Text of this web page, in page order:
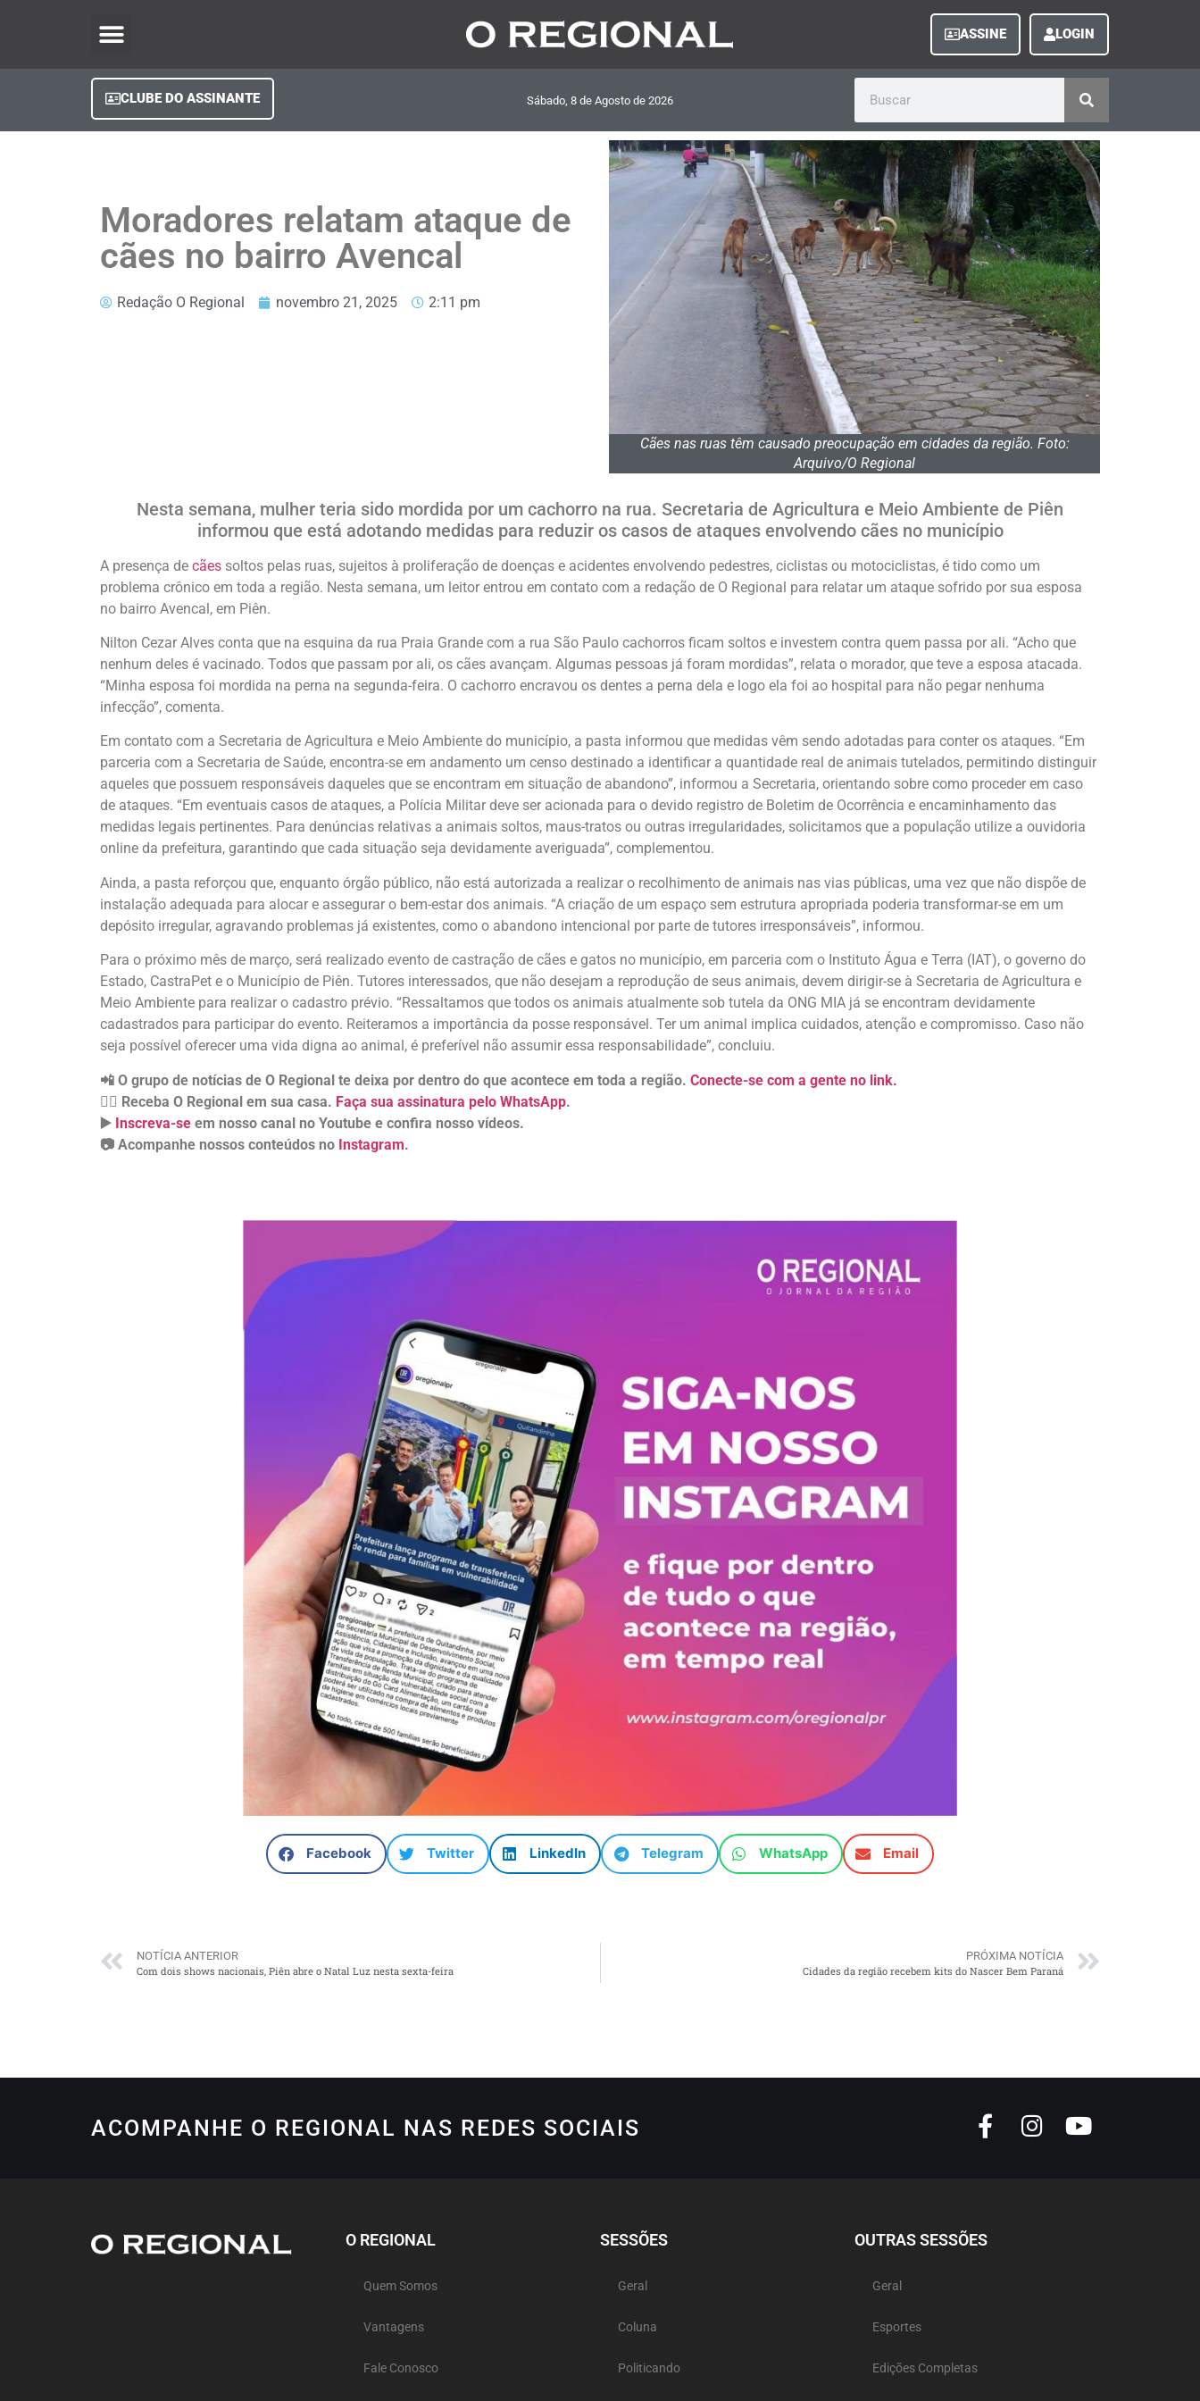
ASSINE LOGIN
CLUBE DO ASSINANTE Sábado, 8 de Agosto de 2026
Moradores relatam ataque de
cães no bairro Avencal
Redação O Regional novembro 21, 2025 2:11 pm
Cães nas ruas têm causado preocupação em cidades da região. Foto:
Arquivo/O Regional
Nesta semana, mulher teria sido mordida por um cachorro na rua. Secretaria de Agricultura e Meio Ambiente de Piên
informou que está adotando medidas para reduzir os casos de ataques envolvendo cães no município
A presença de cães soltos pelas ruas, sujeitos à proliferação de doenças e acidentes envolvendo pedestres, ciclistas ou motociclistas, é tido como um
problema crônico em toda a região. Nesta semana, um leitor entrou em contato com a redação de O Regional para relatar um ataque sofrido por sua esposa
no bairro Avencal, em Piên.
Nilton Cezar Alves conta que na esquina da rua Praia Grande com a rua São Paulo cachorros ficam soltos e investem contra quem passa por ali. “Acho que
nenhum deles é vacinado. Todos que passam por ali, os cães avançam. Algumas pessoas já foram mordidas”, relata o morador, que teve a esposa atacada.
“Minha esposa foi mordida na perna na segunda-feira. O cachorro encravou os dentes a perna dela e logo ela foi ao hospital para não pegar nenhuma
infecção”, comenta.
Em contato com a Secretaria de Agricultura e Meio Ambiente do município, a pasta informou que medidas vêm sendo adotadas para conter os ataques. “Em
parceria com a Secretaria de Saúde, encontra-se em andamento um censo destinado a identificar a quantidade real de animais tutelados, permitindo distinguir
aqueles que possuem responsáveis daqueles que se encontram em situação de abandono”, informou a Secretaria, orientando sobre como proceder em caso
de ataques. “Em eventuais casos de ataques, a Polícia Militar deve ser acionada para o devido registro de Boletim de Ocorrência e encaminhamento das
medidas legais pertinentes. Para denúncias relativas a animais soltos, maus-tratos ou outras irregularidades, solicitamos que a população utilize a ouvidoria
online da prefeitura, garantindo que cada situação seja devidamente averiguada”, complementou.
Ainda, a pasta reforçou que, enquanto órgão público, não está autorizada a realizar o recolhimento de animais nas vias públicas, uma vez que não dispõe de
instalação adequada para alocar e assegurar o bem-estar dos animais. “A criação de um espaço sem estrutura apropriada poderia transformar-se em um
depósito irregular, agravando problemas já existentes, como o abandono intencional por parte de tutores irresponsáveis”, informou.
Para o próximo mês de março, será realizado evento de castração de cães e gatos no município, em parceria com o Instituto Água e Terra (IAT), o governo do
Estado, CastraPet e o Município de Piên. Tutores interessados, que não desejam a reprodução de seus animais, devem dirigir-se à Secretaria de Agricultura e
Meio Ambiente para realizar o cadastro prévio. “Ressaltamos que todos os animais atualmente sob tutela da ONG MIA já se encontram devidamente
cadastrados para participar do evento. Reiteramos a importância da posse responsável. Ter um animal implica cuidados, atenção e compromisso. Caso não
seja possível oferecer uma vida digna ao animal, é preferível não assumir essa responsabilidade”, concluiu.
📲 O grupo de notícias de O Regional te deixa por dentro do que acontece em toda a região. Conecte-se com a gente no link.
👉🏻 Receba O Regional em sua casa. Faça sua assinatura pelo WhatsApp.
▶️ Inscreva-se em nosso canal no Youtube e confira nosso vídeos.
📷 Acompanhe nossos conteúdos no Instagram.
Facebook Twitter LinkedIn Telegram WhatsApp Email
NOTÍCIA ANTERIOR
Com dois shows nacionais, Piên abre o Natal Luz nesta sexta-feira
PRÓXIMA NOTÍCIA
Cidades da região recebem kits do Nascer Bem Paraná
ACOMPANHE O REGIONAL NAS REDES SOCIAIS
O REGIONAL
Quem Somos
Vantagens
Fale Conosco
SESSÕES
Geral
Coluna
Politicando
OUTRAS SESSÕES
Geral
Esportes
Edições Completas